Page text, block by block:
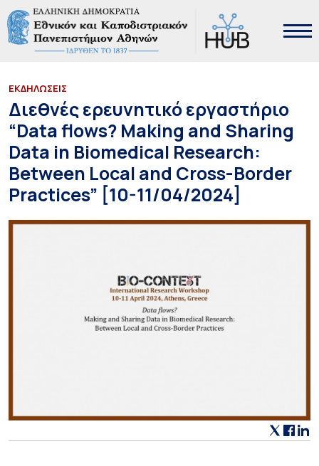
ΕΚΔΗΛΩΣΕΙΣ
Διεθνές ερευνητικό εργαστήριο
“Data flows? Making and Sharing
Data in Biomedical Research:
Between Local and Cross-Border
Practices” [10-11/04/2024]